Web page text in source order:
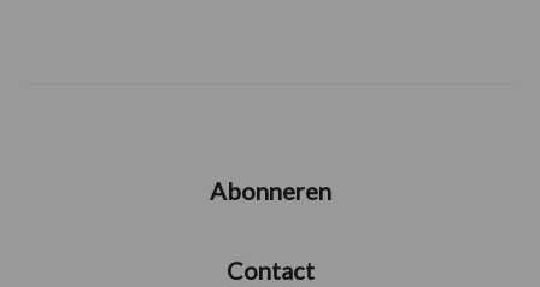
Abonneren
Contact